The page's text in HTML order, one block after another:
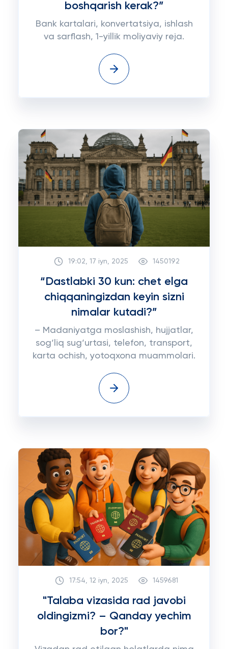
boshqarish kerak?”
Bank kartalari, konvertatsiya, ishlash
va sarflash, 1-yillik moliyaviy reja.
19:02, 17 iyn, 2025 1450192
“Dastlabki 30 kun: chet elga
chiqqaningizdan keyin sizni
nimalar kutadi?”
– Madaniyatga moslashish, hujjatlar,
sog‘liq sug‘urtasi, telefon, transport,
karta ochish, yotoqxona muammolari.
17:54, 12 iyn, 2025 1459681
"Talaba vizasida rad javobi
oldingizmi? – Qanday yechim
bor?"